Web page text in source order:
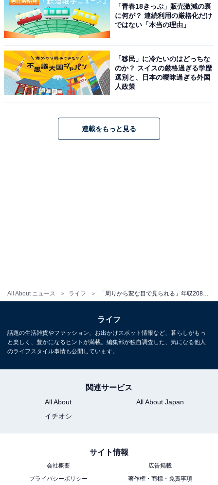
All About ニュース ライフ
次ページ
1人暮らしの1カ月あたりの平均生
活費を見る
1 2
「青春18きっぷ」販売激減の裏
に何が？ 連続利用の厳格化だけ
ではない「本当の理由」
「移民」に冷たいのはどっちな
のか？ スイスの厳格過ぎる学歴
選別と、日本の曖昧過ぎる外国
人政策
連載をもっと見る
ライフ
話題の生活雑貨やファッション、お出かけスポット情報など、暮らしがもっ
と楽しく、豊かになるヒントが満載。編集部が独自調査した、気になる他人
のライフスタイル事情も公開しています。
関連サービス
All About
All About Japan
イチオシ
サイト情報
会社概要
広告掲載
プライバシーポリシー
著作権・商標・免責事項